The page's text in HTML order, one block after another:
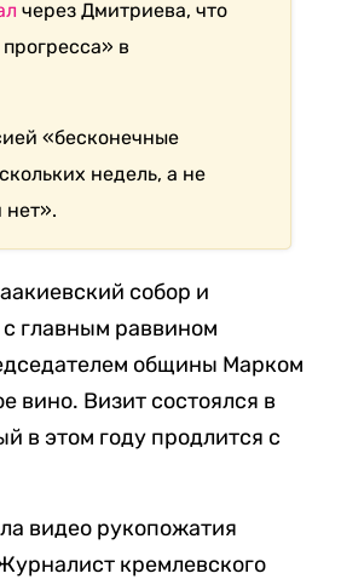
через Дмитриева, что
в
«бесконечные
недель, а не
нет».
собор и
главным раввином
общины Марком
вино. Визит состоялся в
в этом году продлится с
видео рукопожатия
кремлевского